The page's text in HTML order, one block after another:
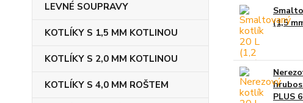
LEVNÉ SOUPRAVY
KOTLÍKY S 1,5 MM KOTLINOU
KOTLÍKY S 2,0 MM KOTLINOU
KOTLÍKY S 4,0 MM ROŠTEM
(1,5
PLUS